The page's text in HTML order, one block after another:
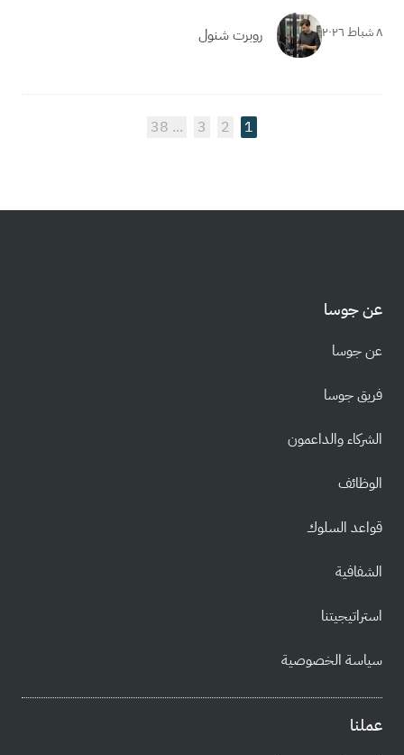
٨ شباط ٢٠٢٦ روبرت شنول
1
2
3
38
عن جوسا
عن جوسا
فريق جوسا
الشركاء والداعمون
الوظائف
قواعد السلوك
الشفافية
استراتيجيتنا
سياسة الخصوصية
عملنا